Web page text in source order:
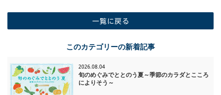
このカテゴリーの新着記事
2026.08.04
旬のめぐみでととのう夏～季節のカラダとこころ
によりそう～